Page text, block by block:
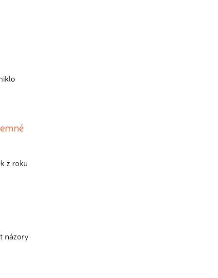
z roku
názory